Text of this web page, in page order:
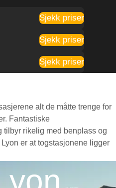
Sjekk priser
Sjekk priser
Sjekk priser
alt de måtte trenge for
Fantastiske
tilbyr rikelig med benplass og
er at togstasjonene ligger